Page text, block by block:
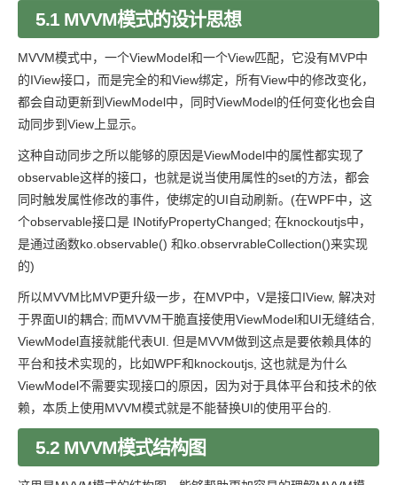
5.1 MVVM模式的设计思想
MVVM模式中，一个ViewModel和一个View匹配，它没有MVP中
的IView接口，而是完全的和View绑定，所有View中的修改变化，
都会自动更新到ViewModel中，同时ViewModel的任何变化也会自
动同步到View上显示。
这种自动同步之所以能够的原因是ViewModel中的属性都实现了
observable这样的接口，也就是说当使用属性的set的方法，都会
同时触发属性修改的事件，使绑定的UI自动刷新。(在WPF中，这
个observable接口是 INotifyPropertyChanged; 在knockoutjs中，
是通过函数ko.observable() 和ko.observrableCollection()来实现
的)
所以MVVM比MVP更升级一步，在MVP中，V是接口IView, 解决对
于界面UI的耦合; 而MVVM干脆直接使用ViewModel和UI无缝结合,
ViewModel直接就能代表UI. 但是MVVM做到这点是要依赖具体的
平台和技术实现的，比如WPF和knockoutjs, 这也就是为什么
ViewModel不需要实现接口的原因，因为对于具体平台和技术的依
赖，本质上使用MVVM模式就是不能替换UI的使用平台的.
5.2 MVVM模式结构图